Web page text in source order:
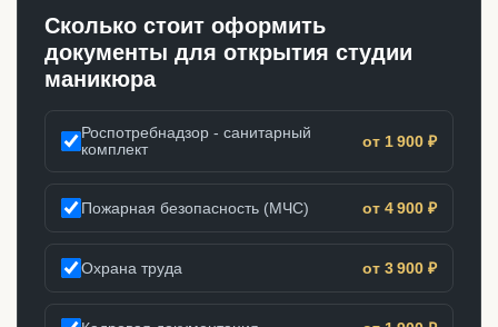
Сколько стоит оформить
документы для открытия студии
маникюра
Роспотребнадзор - санитарный
комплект
от 1 900 ₽
Пожарная безопасность (МЧС) от 4 900 ₽
Охрана труда от 3 900 ₽